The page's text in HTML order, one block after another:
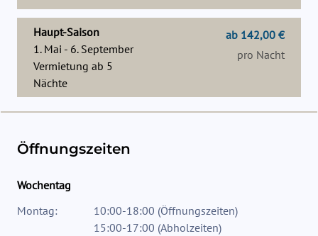
Haupt-Saison
1. Mai - 6. September
Vermietung ab 5
Nächte
ab 142,00 €
pro Nacht
Öffnungszeiten
Wochentag
Montag:
10:00-18:00 (Öffnungszeiten)
15:00-17:00 (Abholzeiten)